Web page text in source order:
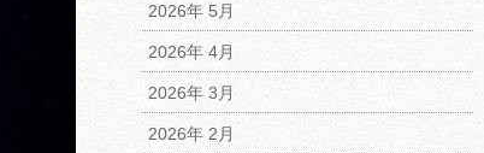
2026年 5月
2026年 4月
2026年 3月
2026年 2月